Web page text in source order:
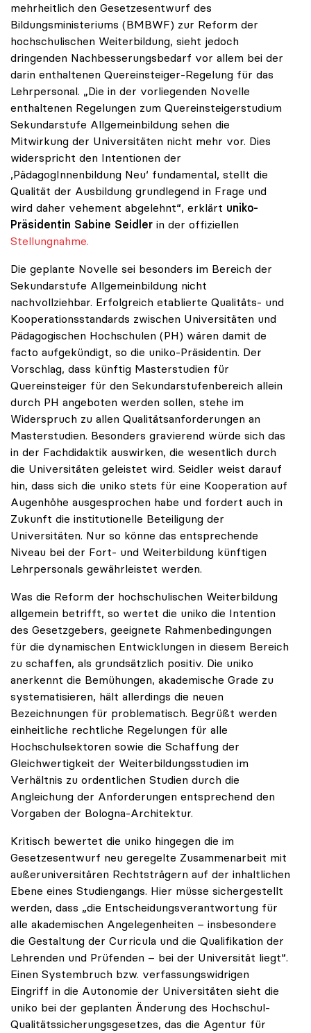
mehrheitlich den Gesetzesentwurf des
Bildungsministeriums (BMBWF) zur Reform der
hochschulischen Weiterbildung, sieht jedoch
dringenden Nachbesserungsbedarf vor allem bei der
darin enthaltenen Quereinsteiger-Regelung für das
Lehrpersonal. „Die in der vorliegenden Novelle
enthaltenen Regelungen zum Quereinsteigerstudium
Sekundarstufe Allgemeinbildung sehen die
Mitwirkung der Universitäten nicht mehr vor. Dies
widerspricht den Intentionen der
,PädagogInnenbildung Neu‘ fundamental, stellt die
Qualität der Ausbildung grundlegend in Frage und
wird daher vehement abgelehnt“, erklärt uniko-
Präsidentin Sabine Seidler in der offiziellen
Stellungnahme.
Die geplante Novelle sei besonders im Bereich der
Sekundarstufe Allgemeinbildung nicht
nachvollziehbar. Erfolgreich etablierte Qualitäts- und
Kooperationsstandards zwischen Universitäten und
Pädagogischen Hochschulen (PH) wären damit de
facto aufgekündigt, so die uniko-Präsidentin. Der
Vorschlag, dass künftig Masterstudien für
Quereinsteiger für den Sekundarstufenbereich allein
durch PH angeboten werden sollen, stehe im
Widerspruch zu allen Qualitätsanforderungen an
Masterstudien. Besonders gravierend würde sich das
in der Fachdidaktik auswirken, die wesentlich durch
die Universitäten geleistet wird. Seidler weist darauf
hin, dass sich die uniko stets für eine Kooperation auf
Augenhöhe ausgesprochen habe und fordert auch in
Zukunft die institutionelle Beteiligung der
Universitäten. Nur so könne das entsprechende
Niveau bei der Fort- und Weiterbildung künftigen
Lehrpersonals gewährleistet werden.
Was die Reform der hochschulischen Weiterbildung
allgemein betrifft, so wertet die uniko die Intention
des Gesetzgebers, geeignete Rahmenbedingungen
für die dynamischen Entwicklungen in diesem Bereich
zu schaffen, als grundsätzlich positiv. Die uniko
anerkennt die Bemühungen, akademische Grade zu
systematisieren, hält allerdings die neuen
Bezeichnungen für problematisch. Begrüßt werden
einheitliche rechtliche Regelungen für alle
Hochschulsektoren sowie die Schaffung der
Gleichwertigkeit der Weiterbildungsstudien im
Verhältnis zu ordentlichen Studien durch die
Angleichung der Anforderungen entsprechend den
Vorgaben der Bologna-Architektur.
Kritisch bewertet die uniko hingegen die im
Gesetzesentwurf neu geregelte Zusammenarbeit mit
außeruniversitären Rechtsträgern auf der inhaltlichen
Ebene eines Studiengangs. Hier müsse sichergestellt
werden, dass „die Entscheidungsverantwortung für
alle akademischen Angelegenheiten – insbesondere
die Gestaltung der Curricula und die Qualifikation der
Lehrenden und Prüfenden – bei der Universität liegt“.
Einen Systembruch bzw. verfassungswidrigen
Eingriff in die Autonomie der Universitäten sieht die
uniko bei der geplanten Änderung des Hochschul-
Qualitätssicherungsgesetzes, das die Agentur für